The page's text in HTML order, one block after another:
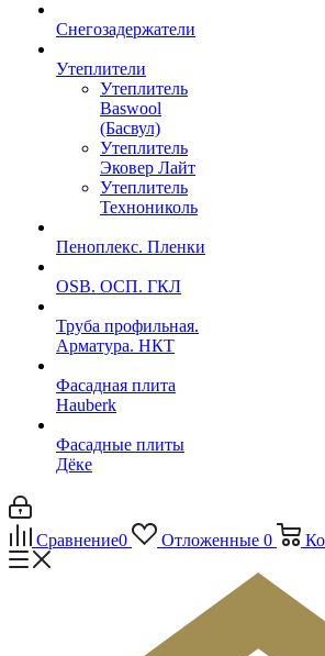
Снегозадержатели
Утеплители
Утеплитель
Baswool
(Басвул)
Утеплитель
Эковер Лайт
Утеплитель
Технониколь
Пеноплекс. Пленки
OSB. ОСП. ГКЛ
Труба профильная.
Арматура. НКТ
Фасадная плита
Hauberk
Фасадные плиты
Дёке
Сравнение0 Отложенные 0